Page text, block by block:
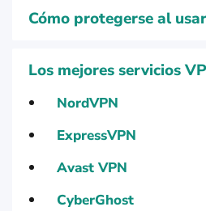
Cómo protegerse al
Los mejores servicios
NordVPN
ExpressVPN
Avast VPN
CyberGhost